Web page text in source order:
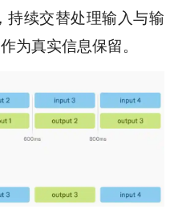
持续交替处理输入与输
为真实信息保留。